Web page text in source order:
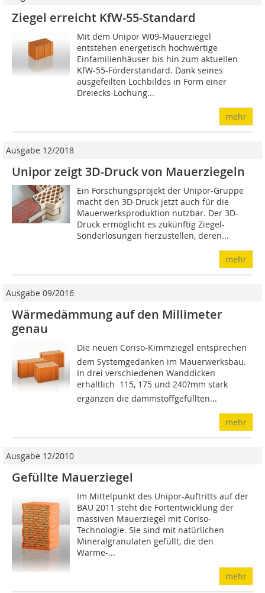
Ziegel erreicht KfW-55-Standard
Mit dem Unipor W09-Mauerziegel
entstehen energetisch hochwertige
Einfamilienhäuser bis hin zum aktuellen
KfW-55-Förderstandard. Dank seines
ausgefeilten Lochbildes in Form einer
Dreiecks-Lochung...
mehr
Ausgabe 12/2018
Unipor zeigt 3D-Druck von Mauerziegeln
Ein Forschungsprojekt der Unipor-Gruppe
macht den 3D-Druck jetzt auch für die
Mauerwerksproduktion nutzbar. Der 3D-
Druck ermöglicht es zukünftig Ziegel-
Sonderlösungen herzustellen, deren...
mehr
Ausgabe 09/2016
Wärmedämmung auf den Millimeter
genau
Die neuen Coriso-Kimmziegel entsprechen
dem Systemgedanken im Mauerwerksbau.
In drei verschiedenen Wand­dicken
erhältlich  115, 175 und 240?mm stark 
ergänzen die dämmstoffgefüllten...
mehr
Ausgabe 12/2010
Gefüllte Mauerziegel
Im Mittelpunkt des Unipor-Auftritts auf der
BAU 2011 steht die Fortentwicklung der
massiven Mauerziegel mit Coriso-
Technologie. Sie sind mit natürlichen
Mineralgranulaten gefüllt, die den
Wärme-...
mehr